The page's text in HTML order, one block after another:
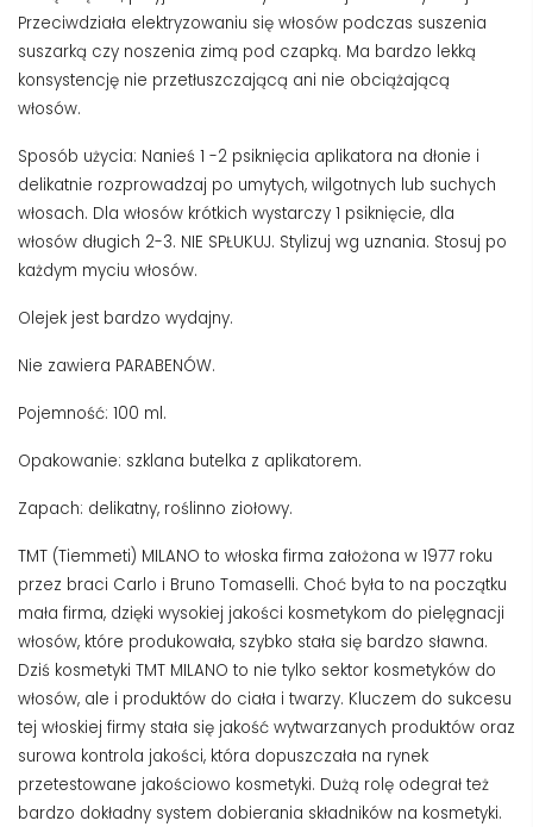
Przeciwdziała elektryzowaniu się włosów podczas suszenia
suszarką czy noszenia zimą pod czapką. Ma bardzo lekką
konsystencję nie przetłuszczającą ani nie obciążającą
włosów.
Sposób użycia: Nanieś 1 -2 psiknięcia aplikatora na dłonie i
delikatnie rozprowadzaj po umytych, wilgotnych lub suchych
włosach. Dla włosów krótkich wystarczy 1 psiknięcie, dla
włosów długich 2-3. NIE SPŁUKUJ. Stylizuj wg uznania. Stosuj po
każdym myciu włosów.
Olejek jest bardzo wydajny.
Nie zawiera PARABENÓW.
Pojemność: 100 ml.
Opakowanie: szklana butelka z aplikatorem.
Zapach: delikatny, roślinno ziołowy.
TMT (Tiemmeti) MILANO to włoska firma założona w 1977 roku
przez braci Carlo i Bruno Tomaselli. Choć była to na początku
mała firma, dzięki wysokiej jakości kosmetykom do pielęgnacji
włosów, które produkowała, szybko stała się bardzo sławna.
Dziś kosmetyki TMT MILANO to nie tylko sektor kosmetyków do
włosów, ale i produktów do ciała i twarzy. Kluczem do sukcesu
tej włoskiej firmy stała się jakość wytwarzanych produktów oraz
surowa kontrola jakości, która dopuszczała na rynek
przetestowane jakościowo kosmetyki. Dużą rolę odegrał też
bardzo dokładny system dobierania składników na kosmetyki.